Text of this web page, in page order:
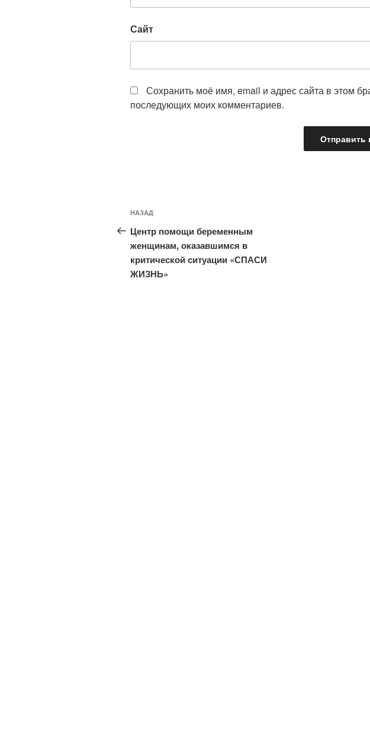
Сайт
Сохранить моё имя, email и адрес сайта в этом
последующих моих комментариев.
Навигация
по
записям
Предыдущая
запись:
НАЗАД
Центр помощи беременным
женщинам, оказавшимся в
критической ситуации «СПАСИ
ЖИЗНЬ»